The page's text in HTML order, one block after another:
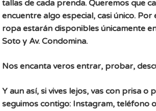
tallas de cada prenda. Queremos que
encuentre algo especial, casi único.
ropa estarán disponibles únicamente
Soto y Av. Condomina.
Nos encanta veros entrar, probar,
Y aun así, si vives lejos, vas con prisa
seguimos contigo: Instagram, teléfono